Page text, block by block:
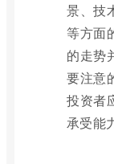
景、技
等方面
的走势
要注意
投资者
承受能